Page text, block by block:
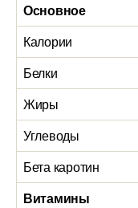
Основное
Калории
Белки
Жиры
Углеводы
Бета каротин
Витамины